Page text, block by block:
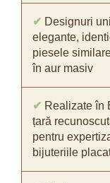
✔ Designuri
elegante,
piesele
în aur masiv
✔ Realizate în
țară
pentru
bijuteriile